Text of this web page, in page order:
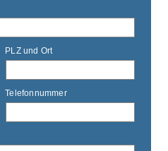
PLZ und Ort
Telefonnummer